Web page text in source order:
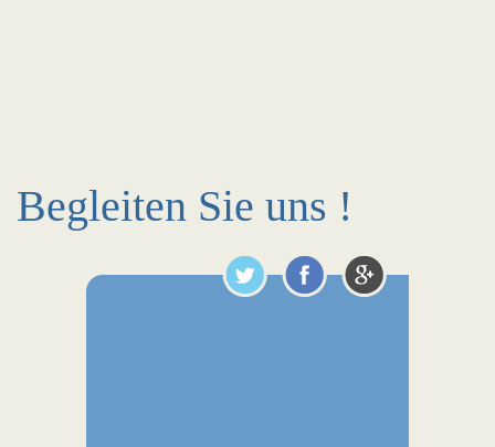
Begleiten Sie uns !